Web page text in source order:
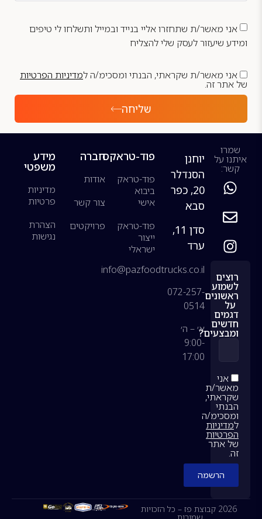
אני מאשר/ת שתחזרו אליי בנייד ובמייל ותשלחו לי טיפים
ומידע שיעזור לעסק שלי להצליח
אני מאשר/ת שקראתי, הבנתי ומסכימ/ה למדיניות הפרטיות
של אתר זה.
שליחה
פוד-טראקס
פוד-טראק
ביבוא
אישי
פוד-טראק
ייצור
ישראלי
חברה
אודות
צור קשר
פרויקטים
מידע
משפטי
מדיניות
פרטיות
הצהרת
נגישות
יוחנן
הסנדלר
20, כפר
סבא
סדן 11,
ערד
info@pazfoodtrucks.co.il
072-257-
0514
א׳ – ה׳
9:00-
17:00
רוצים
לשמוע
ראשונים
על
דגמים
חדשים
ומבצעים?
אני
מאשר/ת
שקראתי,
הבנתי
ומסכימ/ה
למדיניות
הפרטיות
של אתר
זה.
הרשמה
שמרו
איתנו על
קשר:
2026 קבוצת פז – כל הזכויות